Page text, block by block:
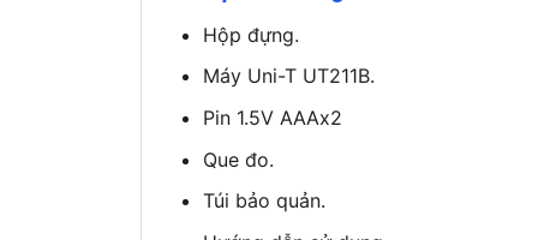
Hộp đựng.
Máy Uni-T UT211B.
Pin 1.5V AAAx2
Que đo.
Túi bảo quản.